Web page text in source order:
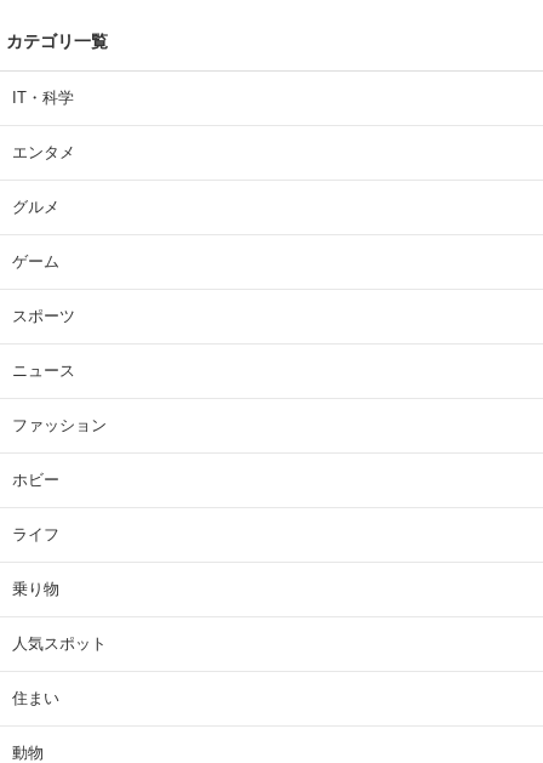
カテゴリ一覧
IT・科学
エンタメ
グルメ
ゲーム
スポーツ
ニュース
ファッション
ホビー
ライフ
乗り物
人気スポット
住まい
動物